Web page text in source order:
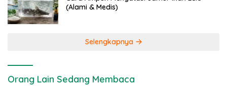
(Alami & Medis)
Selengkapnya
Orang Lain Sedang Membaca